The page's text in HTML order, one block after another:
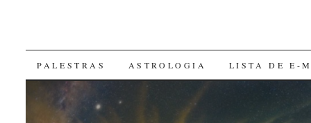
SKIP
PALESTRAS ASTROLOGIA LISTA DE E-